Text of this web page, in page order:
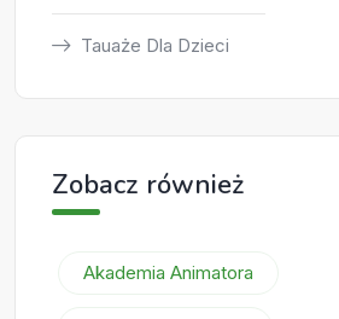
Tauaże Dla Dzieci
Zobacz również
Akademia Animatora